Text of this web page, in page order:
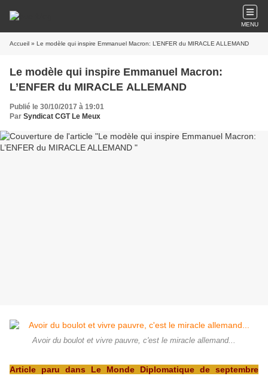
MENU
Accueil » Le modèle qui inspire Emmanuel Macron: L’ENFER du MIRACLE ALLEMAND
Le modèle qui inspire Emmanuel Macron:
L’ENFER du MIRACLE ALLEMAND
Publié le 30/10/2017 à 19:01
Par Syndicat CGT Le Meux
Avoir du boulot et vivre pauvre, c'est le miracle allemand...
Article paru dans Le Monde Diplomatique de septembre